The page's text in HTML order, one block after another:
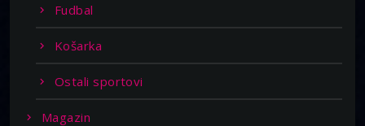
Fudbal
Košarka
Ostali sportovi
Magazin